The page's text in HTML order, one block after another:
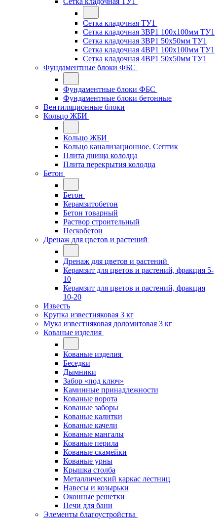
Сетка кладочная ТУ1
Сетка кладочная 3ВР1 100x100мм ТУ1
Сетка кладочная 3ВР1 50x50мм ТУ1
Сетка кладочная 4ВР1 100x100мм ТУ1
Сетка кладочная 4ВР1 50x50мм ТУ1
Фундаментные блоки ФБС
Фундаментные блоки ФБС
Фундаментные блоки бетонные
Вентиляционные блоки
Кольцо ЖБИ
Кольцо ЖБИ
Кольцо канализационное. Септик
Плита днища колодца
Плита перекрытия колодца
Бетон
Бетон
Керамзитобетон
Бетон товарный
Раствор строительный
Пескобетон
Дренаж для цветов и растений
Дренаж для цветов и растений
Керамзит для цветов и растений, фракция 5-
10
Керамзит для цветов и растений, фракция
10-20
Известь
Крупка известняковая 3 кг
Мука известняковая доломитовая 3 кг
Кованые изделия
Кованые изделия
Беседки
Дымники
Забор «под ключ»
Каминные принадлежности
Кованые ворота
Кованые заборы
Кованые калитки
Кованые качели
Кованые мангалы
Кованые перила
Кованые скамейки
Кованые урны
Крышка столба
Металлический каркас лестниц
Навесы и козырьки
Оконные решетки
Печи для бани
Элементы благоустройства